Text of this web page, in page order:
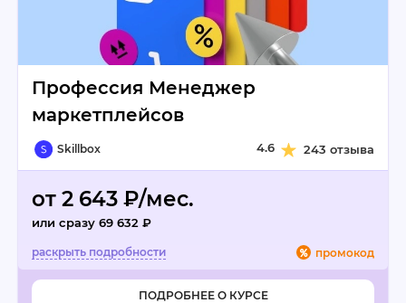
Профессия Менеджер
маркетплейсов
Skillbox 4.6 243 отзыва
от 2 643 ₽/мес.
или сразу 69 632 ₽
промокод
ПОДРОБНЕЕ О КУРСЕ